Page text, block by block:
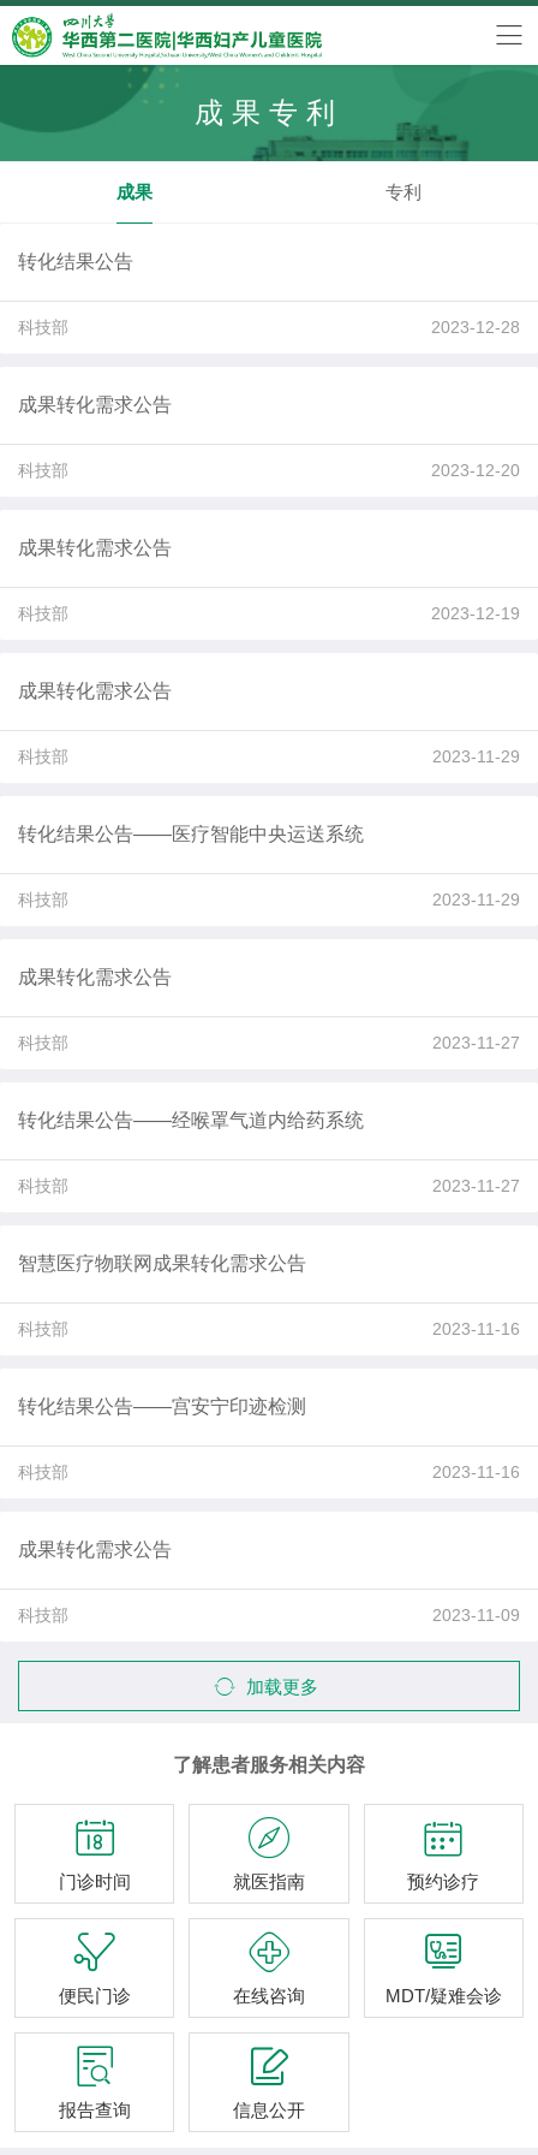
成果专利
成果 专利
转化结果公告
科技部 2023-12-28
成果转化需求公告
科技部 2023-12-20
成果转化需求公告
科技部 2023-12-19
成果转化需求公告
科技部 2023-11-29
转化结果公告——医疗智能中央运送系统
科技部 2023-11-29
成果转化需求公告
科技部 2023-11-27
转化结果公告——经喉罩气道内给药系统
科技部 2023-11-27
智慧医疗物联网成果转化需求公告
科技部 2023-11-16
转化结果公告——宫安宁印迹检测
科技部 2023-11-16
成果转化需求公告
科技部 2023-11-09
加载更多
了解患者服务相关内容

门诊时间

就医指南

预约诊疗

便民门诊

在线咨询

MDT/疑难会诊

报告查询

信息公开